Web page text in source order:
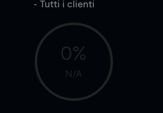
- Tutti i clienti
0%
N/A